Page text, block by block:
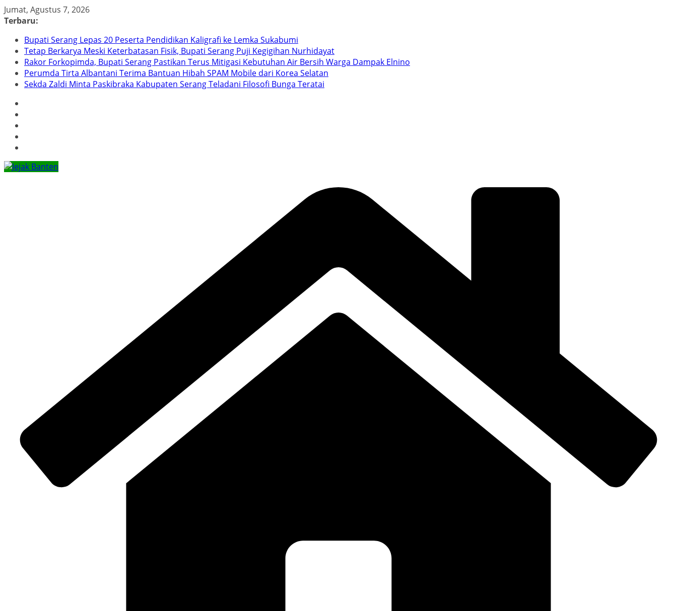
Skip
to
Jumat, Agustus 7, 2026
Terbaru:
Bupati Serang Lepas 20 Peserta Pendidikan Kaligrafi ke Lemka Sukabumi
Tetap Berkarya Meski Keterbatasan Fisik, Bupati Serang Puji Kegigihan Nurhidayat
Rakor Forkopimda, Bupati Serang Pastikan Terus Mitigasi Kebutuhan Air Bersih Warga Dampak Elnino
Perumda Tirta Albantani Terima Bantuan Hibah SPAM Mobile dari Korea Selatan
Sekda Zaldi Minta Paskibraka Kabupaten Serang Teladani Filosofi Bunga Teratai